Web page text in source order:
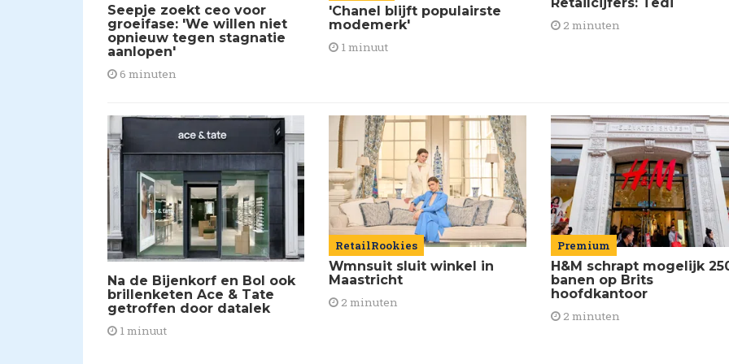
Seepje zoekt ceo voor
groeifase: 'We willen niet
opnieuw tegen stagnatie
aanlopen'
6 minuten
'Chanel blijft populairste
modemerk'
1 minuut
2 minuten
Na de Bijenkorf en Bol ook
brillenketen Ace & Tate
getroffen door datalek
1 minuut
RetailRookies
Wmnsuit sluit winkel in
Maastricht
2 minuten
Premium
H&M schrapt mogelijk
banen op Brits
hoofdkantoor
2 minuten